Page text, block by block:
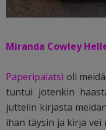
Miranda Cowley
Paperipalatsi oli
tuntui jotenkin
juttelin kirjasta
ihan täysin ja kirja vei